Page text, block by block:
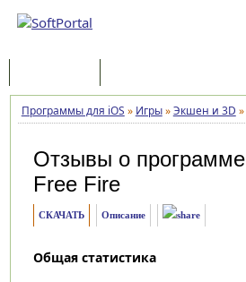
Программы для iOS » Игры»Экшен и 3D »
Отзывы о программе
Free Fire
СКАЧАТЬ Описание
Общая статистика